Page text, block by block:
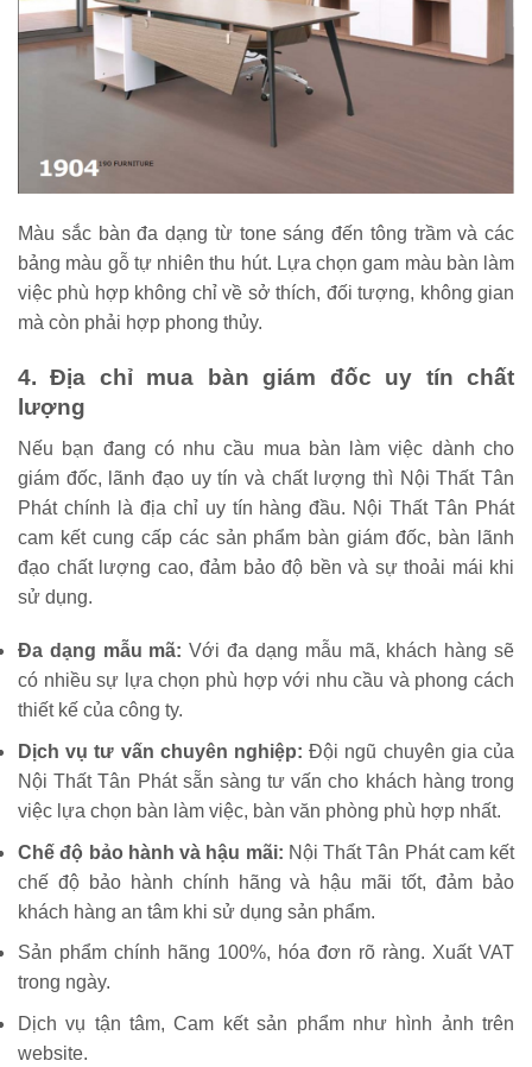
Màu sắc bàn đa dạng từ tone sáng đến tông trầm và các
bảng màu gỗ tự nhiên thu hút. Lựa chọn gam màu bàn làm
việc phù hợp không chỉ về sở thích, đối tượng, không gian
mà còn phải hợp phong thủy.
4. Địa chỉ mua bàn giám đốc uy tín chất
lượng
Nếu bạn đang có nhu cầu mua bàn làm việc dành cho
giám đốc, lãnh đạo uy tín và chất lượng thì Nội Thất Tân
Phát chính là địa chỉ uy tín hàng đầu. Nội Thất Tân Phát
cam kết cung cấp các sản phẩm bàn giám đốc, bàn lãnh
đạo chất lượng cao, đảm bảo độ bền và sự thoải mái khi
sử dụng.
Đa dạng mẫu mã: Với đa dạng mẫu mã, khách hàng sẽ
có nhiều sự lựa chọn phù hợp với nhu cầu và phong cách
thiết kế của công ty.
Dịch vụ tư vấn chuyên nghiệp: Đội ngũ chuyên gia của
Nội Thất Tân Phát sẵn sàng tư vấn cho khách hàng trong
việc lựa chọn bàn làm việc, bàn văn phòng phù hợp nhất.
Chế độ bảo hành và hậu mãi: Nội Thất Tân Phát cam kết
chế độ bảo hành chính hãng và hậu mãi tốt, đảm bảo
khách hàng an tâm khi sử dụng sản phẩm.
Sản phẩm chính hãng 100%, hóa đơn rõ ràng. Xuất VAT
trong ngày.
Dịch vụ tận tâm, Cam kết sản phẩm như hình ảnh trên
website.